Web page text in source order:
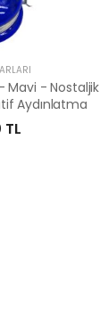
Mavi - Nostaljik
Aydınlatma